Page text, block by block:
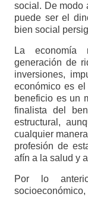
social. De modo
puede ser el
bien social
La economía
generación de
inversiones,
económico es
beneficio es un
finalista del
estructural,
cualquier
profesión de
afín a la salud y
Por lo